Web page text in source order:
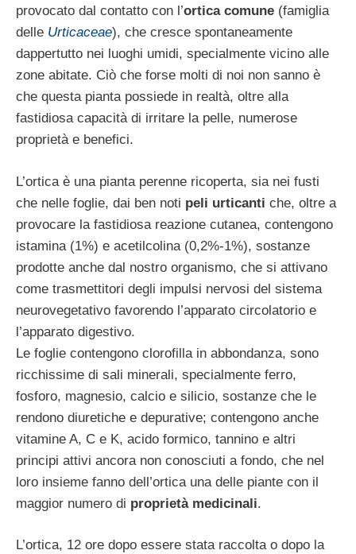
provocato dal contatto con l’ortica comune (famiglia
delle Urticaceae), che cresce spontaneamente
dappertutto nei luoghi umidi, specialmente vicino alle
zone abitate. Ciò che forse molti di noi non sanno è
che questa pianta possiede in realtà, oltre alla
fastidiosa capacità di irritare la pelle, numerose
proprietà e benefici.
L’ortica è una pianta perenne ricoperta, sia nei fusti
che nelle foglie, dai ben noti peli urticanti che, oltre a
provocare la fastidiosa reazione cutanea, contengono
istamina (1%) e acetilcolina (0,2%-1%), sostanze
prodotte anche dal nostro organismo, che si attivano
come trasmettitori degli impulsi nervosi del sistema
neurovegetativo favorendo l’apparato circolatorio e
l’apparato digestivo.
Le foglie contengono clorofilla in abbondanza, sono
ricchissime di sali minerali, specialmente ferro,
fosforo, magnesio, calcio e silicio, sostanze che le
rendono diuretiche e depurative; contengono anche
vitamine A, C e K, acido formico, tannino e altri
principi attivi ancora non conosciuti a fondo, che nel
loro insieme fanno dell’ortica una delle piante con il
maggior numero di proprietà medicinali.
L’ortica, 12 ore dopo essere stata raccolta o dopo la